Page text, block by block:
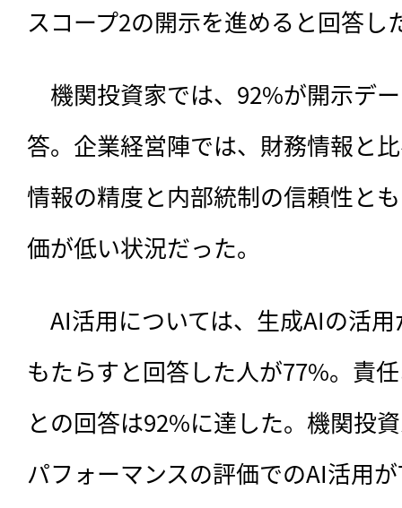
スコープ2の開示を進めると回答し
機関投資家では、92%が開示デ
答。企業経営陣では、財務情報と
情報の精度と内部統制の信頼性と
価が低い状況だった。
AI活用については、生成AIの活
もたらすと回答した人が77%。責
との回答は92%に達した。機関投
パフォーマンスの評価でのAI活用